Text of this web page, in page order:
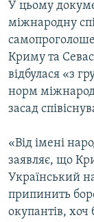
У цьому
міжнародну
Криму та
відбулася «з
норм
засад
«Від імені
заявляє, що
Український
припинить
окупантів,